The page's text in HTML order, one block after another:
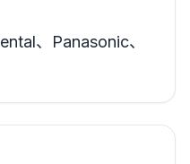
、Panasonic、